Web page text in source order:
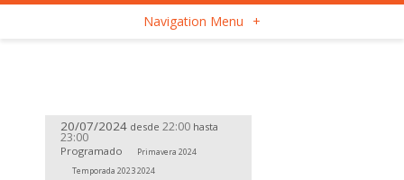
Navigation Menu +
20/07/2024 desde 22:00 hasta
23:00
Programado
Primavera 2024
Temporada 2023 2024